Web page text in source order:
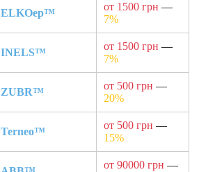
ELKOep™
от 1500 грн —
7%
INELS™
от 1500 грн —
7%
ZUBR™
от 500 грн —
20%
Terneo™
от 500 грн —
15%
от 90000 грн —